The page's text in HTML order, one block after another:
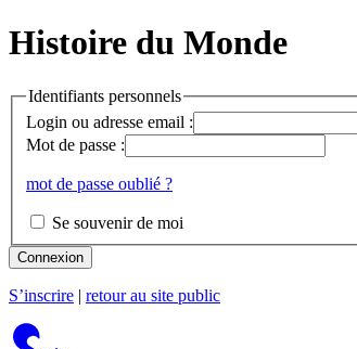
Histoire du Monde
Identifiants personnels
Login ou adresse email :
Mot de passe :
mot de passe oublié ?
Se souvenir de moi
Connexion
S’inscrire retour au site public